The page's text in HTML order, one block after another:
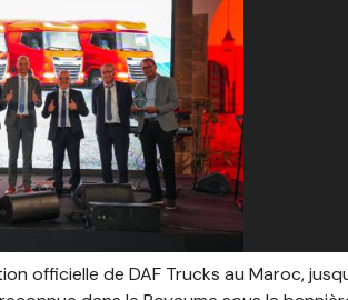
officielle de DAF Trucks au Maroc,